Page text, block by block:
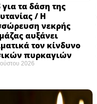
για τα δάση της
/ Η
νεκρής
αυξάνει
τον κίνδυνο
πυρκαγιών
2026